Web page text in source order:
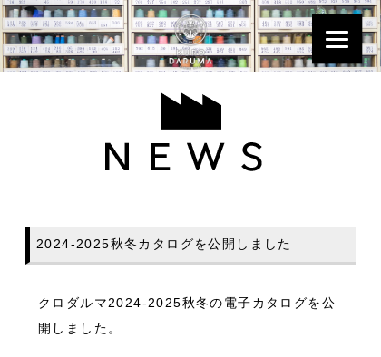
2024-2025秋冬カタログを公開しました
クロダルマ2024-2025秋冬の電子カタログを公
開しました。